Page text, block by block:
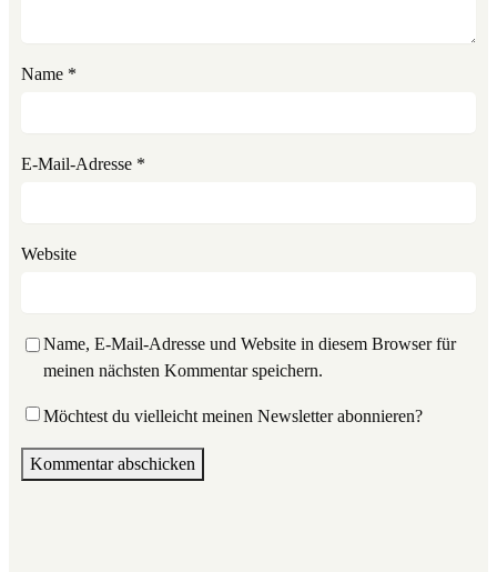
Name *
E-Mail-Adresse *
Website
Name, E-Mail-Adresse und Website in diesem Browser für
meinen nächsten Kommentar speichern.
Möchtest du vielleicht meinen Newsletter abonnieren?